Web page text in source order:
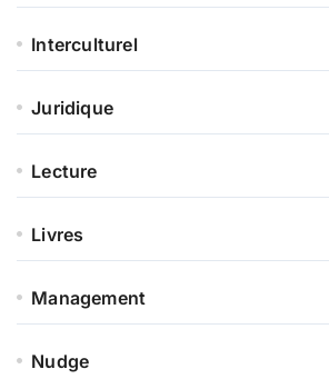
Interculturel
Juridique
Lecture
Livres
Management
Nudge